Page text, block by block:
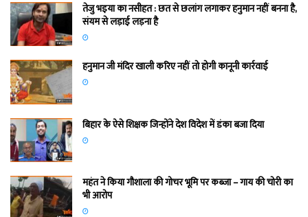
तेजु भइया का नसीहत : छत से छलांग लगाकर हनुमान नहीं बनना है,
संयम से लड़ाई लड़ना है
हनुमान जी मंदिर खाली करिए नहीं तो होगी कानूनी कार्रवाई
बिहार के ऐसे शिक्षक जिन्होंने देश विदेश में डंका बजा दिया
महंत ने किया गौशाला की गोचर भूमि पर कब्जा – गाय की चोरी का
भी आरोप